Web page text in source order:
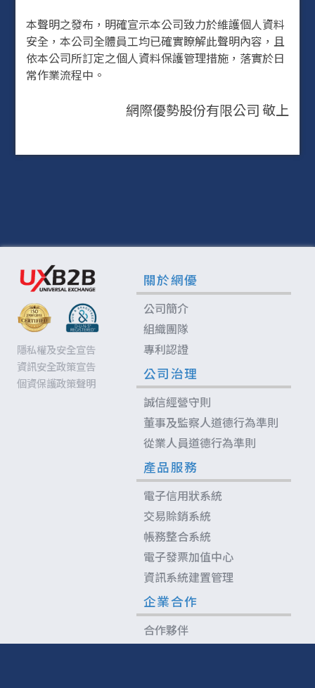
本聲明之發布，明確宣示本公司致力於維護個人資料
安全，本公司全體員工均已確實瞭解此聲明內容，且
依本公司所訂定之個人資料保護管理措施，落實於日
常作業流程中。
網際優勢股份有限公司 敬上
隱私權及安全宣告
資訊安全政策宣告
個資保護政策聲明
關於網優
公司簡介
組織團隊
專利認證
公司治理
誠信經營守則
董事及監察人道德行為準則
從業人員道德行為準則
產品服務
電子信用狀系統
交易賒銷系統
帳務整合系統
電子發票加值中心
資訊系統建置管理
企業合作
合作夥伴